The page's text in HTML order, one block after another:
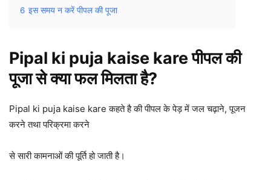
6 इस समय न करें पीपल की पूजा
Pipal ki puja kaise kare पीपल की
पूजा से क्या फल मिलता है?
Pipal ki puja kaise kare कहते है की पीपल के पेड़ में जल चढ़ाने, पूजन
करने तथा परिक्रमा करने
से सारी कामनाओं की पूर्ति हो जाती है।